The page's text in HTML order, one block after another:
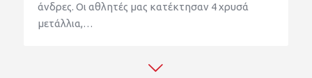
άνδρες. Οι αθλητές μας κατέκτησαν 4 χρυσά
μετάλλια,…